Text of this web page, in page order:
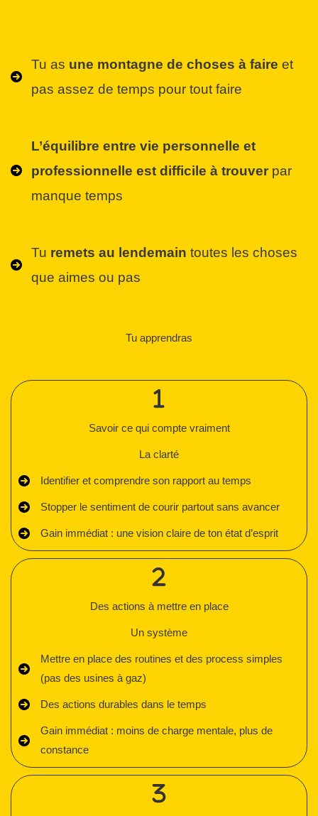
Tu as une montagne de choses à faire et
pas assez de temps pour tout faire
L’équilibre entre vie personnelle et
professionnelle est difficile à trouver par
manque temps
Tu remets au lendemain toutes les choses
que aimes ou pas
Tu apprendras
Savoir ce qui compte vraiment
La clarté
Identifier et comprendre son rapport au temps
Stopper le sentiment de courir partout sans avancer
Gain immédiat : une vision claire de ton état d’esprit
Des actions à mettre en place
Un système
Mettre en place des routines et des process simples
(pas des usines à gaz)
Des actions durables dans le temps
Gain immédiat : moins de charge mentale, plus de
constance